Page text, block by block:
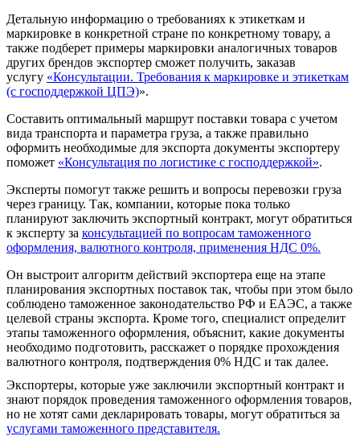
Детальную информацию о требованиях к этикеткам и
маркировке в конкретной стране по конкретному товару, а
также подберет примеры маркировки аналогичных товаров
других брендов экспортер сможет получить, заказав
услугу «Консультации. Требования к маркировке и этикеткам
(с господдержкой ЦПЭ)».
Составить оптимальный маршрут поставки товара с учетом
вида транспорта и параметра груза, а также правильно
оформить необходимые для экспорта документы экспортеру
поможет «Консультация по логистике с господдержкой».
Эксперты помогут также решить и вопросы перевозки груза
через границу. Так, компании, которые пока только
планируют заключить экспортный контракт, могут обратиться
к эксперту за консультацией по вопросам таможенного
оформления, валютного контроля, применения НДС 0%.
Он выстроит алгоритм действий экспортера еще на этапе
планирования экспортных поставок так, чтобы при этом было
соблюдено таможенное законодательство РФ и ЕАЭС, а также
целевой страны экспорта. Кроме того, специалист определит
этапы таможенного оформления, объяснит, какие документы
необходимо подготовить, расскажет о порядке прохождения
валютного контроля, подтверждения 0% НДС и так далее.
Экспортеры, которые уже заключили экспортный контракт и
знают порядок проведения таможенного оформления товаров,
но не хотят сами декларировать товары, могут обратиться за
услугами таможенного представителя.